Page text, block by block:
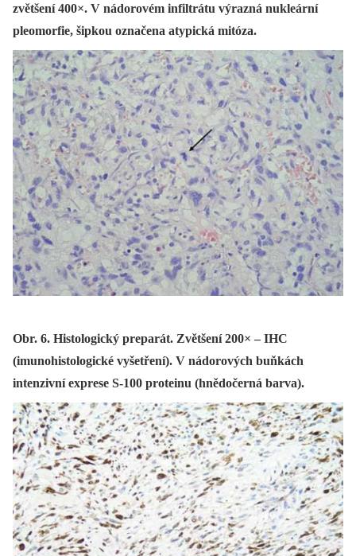
zvětšení 400×. V nádorovém infiltrátu výrazná nukleární
pleomorfie, šipkou označena atypická mitóza.
Obr. 6. Histologický preparát. Zvětšení 200× – IHC
(imunohistologické vyšetření). V nádorových buňkách
intenzivní exprese S-100 proteinu (hnědočerná barva).